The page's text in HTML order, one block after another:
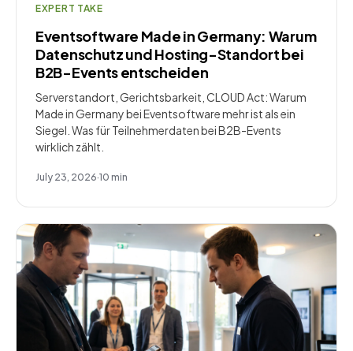
EXPERT TAKE
Eventsoftware Made in Germany: Warum
Datenschutz und Hosting-Standort bei
B2B-Events entscheiden
Serverstandort, Gerichtsbarkeit, CLOUD Act: Warum
Made in Germany bei Eventsoftware mehr ist als ein
Siegel. Was für Teilnehmerdaten bei B2B-Events
wirklich zählt.
July 23, 2026·10 min